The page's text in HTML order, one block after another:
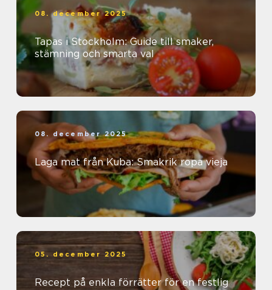
08. december 2025
Tapas i Stockholm: Guide till smaker,
stämning och smarta val
08. december 2025
Laga mat från Kuba: Smakrik ropa vieja
05. december 2025
Recept på enkla förrätter för en festlig